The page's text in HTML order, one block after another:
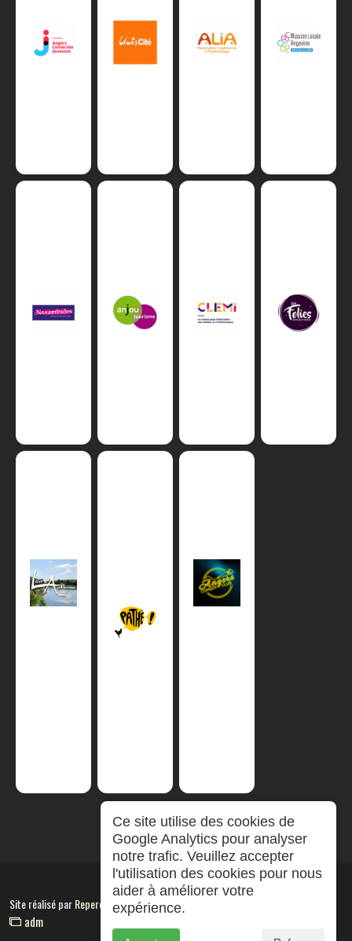
Site réalisé parRepereCom
adm
Ce site utilise des cookies de
Google Analytics pour analyser
notre trafic. Veuillez accepter
l'utilisation des cookies pour nous
aider à améliorer votre
expérience.